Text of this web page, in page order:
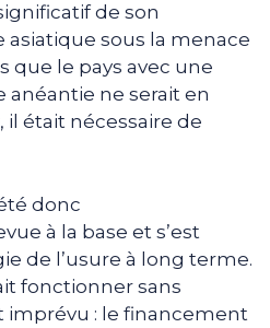
de son
sous la menace
que le pays avec une
ne serait en
il était nécessaire de
donc
à la base et s’est
de l’usure à long terme.
fonctionner sans
imprévu : le financement